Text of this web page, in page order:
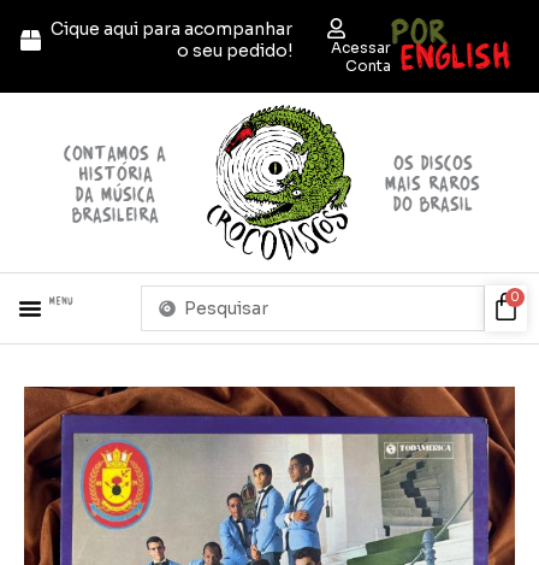
para
conteúdo
Cique aqui para acompanhar
o seu pedido!
Acessar
Conta
POR
ENGLISH
contamos a
história
da música
brasileira
OS discos
mais raros
do brasil
Menu
Pesquisar
0